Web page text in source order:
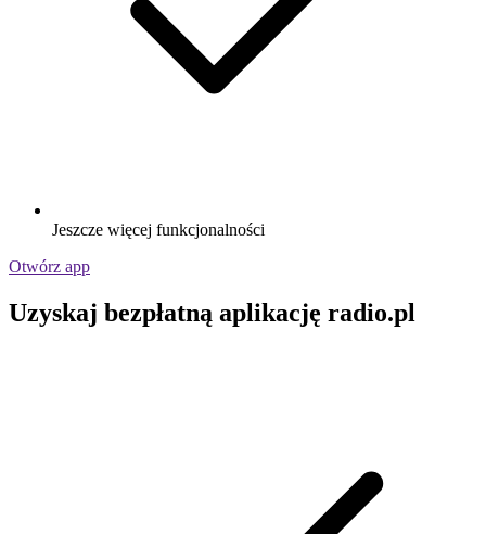
Jeszcze więcej funkcjonalności
Otwórz app
Uzyskaj bezpłatną aplikację radio.pl